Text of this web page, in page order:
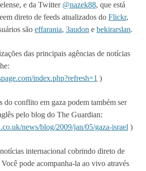
e da Twitter @nazek88, que está
direto de feeds atualizados do Flickr,
são effarania, 3audon e bekirarslan.
das principais agências de notícias
index.php?refresh=1 )
do conflito em gaza podem também ser
pelo blog do The Guardian:
news/blog/2009/jan/05/gaza-israel )
internacional cobrindo direto de
Você pode acompanha-la ao vivo através